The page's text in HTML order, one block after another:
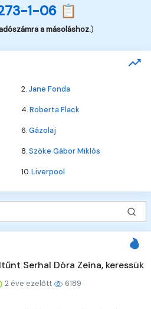
1-06 📋
a másoláshoz.)
2.Jane Fonda
4.Roberta Flack
6.Gázolaj
8.Szőke Gábor Miklós
10.Liverpool
Serhal Dóra Zeina, keressük
2 éve ezelőtt 6189